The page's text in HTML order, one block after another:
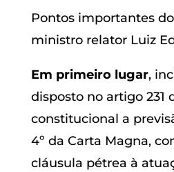
Pontos importantes
ministro relator Luiz
Em primeiro lugar,
disposto no artigo 231
constitucional a
4º da Carta Magna,
cláusula pétrea à